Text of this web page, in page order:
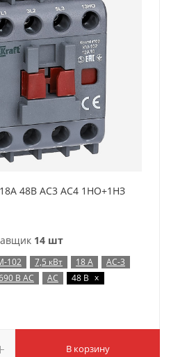
48В АС3 АС4 1НО+1НЗ
14 шт
102 7,5 кВт 18 А
AC-3
В AC AC 48 В x
В корзину